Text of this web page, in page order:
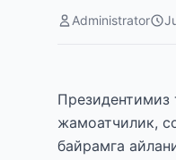
Administrator
жамоатчилик,
байрамга